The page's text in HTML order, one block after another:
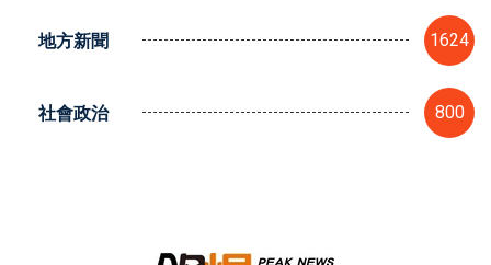
地方新聞 1624
社會政治 800